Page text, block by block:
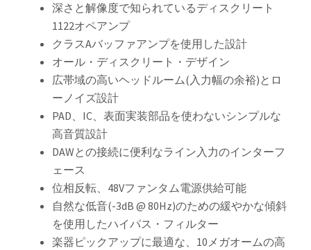
深さと解像度で知られているディスクリート
1122オペアンプ
クラスAバッファアンプを使用した設計
オール・ディスクリート・デザイン
広帯域の高いヘッドルーム(入力幅の余裕)とロ
ーノイズ設計
PAD、IC、表面実装部品を使わないシンプルな
高音質設計
DAWとの接続に便利なライン入力のインターフ
ェース
位相反転、48Vファンタム電源供給可能
自然な低音(-3dB @ 80Hz)のための緩やかな傾斜
を使用したハイパス・フィルター
楽器ピックアップに最適な、10メガオームの高